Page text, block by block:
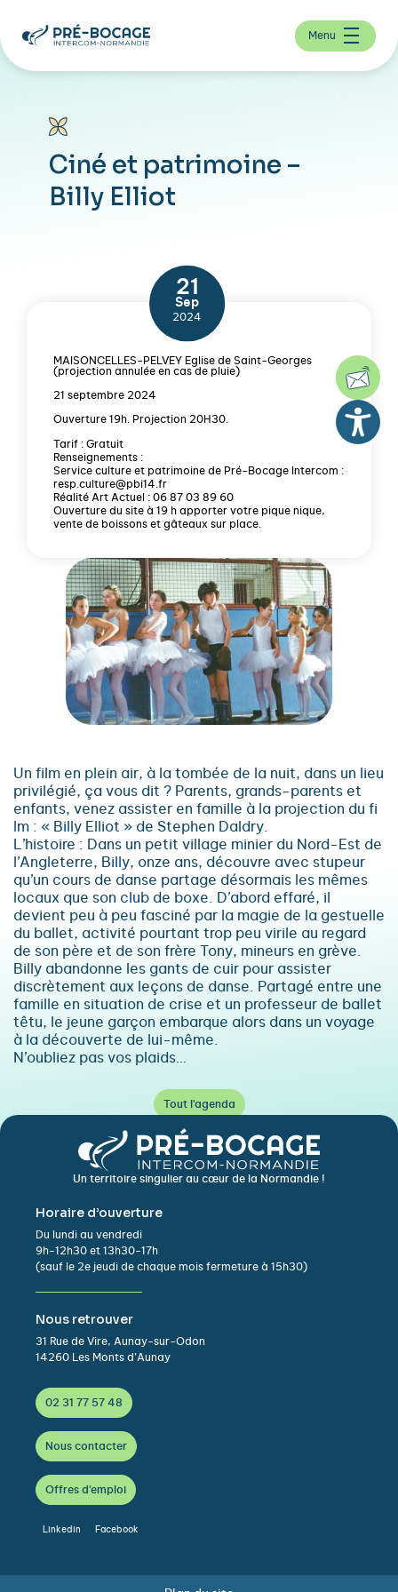
Menu
Ciné et patrimoine –
Billy Elliot
21
Sep
2024
MAISONCELLES-PELVEY Eglise de Saint-Georges
(projection annulée en cas de pluie)
21 septembre 2024
Ouverture 19h. Projection 20H30.
Tarif : Gratuit
Renseignements :
Service culture et patrimoine de Pré-Bocage Intercom :
resp.culture@pbi14.fr
Réalité Art Actuel : 06 87 03 89 60
Ouverture du site à 19 h apporter votre pique nique,
vente de boissons et gâteaux sur place.
Un film en plein air, à la tombée de la nuit, dans un lieu
privilégié, ça vous dit ? Parents, grands-parents et
enfants, venez assister en famille à la projection du fi
lm : « Billy Elliot » de Stephen Daldry.
L’histoire : Dans un petit village minier du Nord-Est de
l’Angleterre, Billy, onze ans, découvre avec stupeur
qu’un cours de danse partage désormais les mêmes
locaux que son club de boxe. D’abord effaré, il
devient peu à peu fasciné par la magie de la gestuelle
du ballet, activité pourtant trop peu virile au regard
de son père et de son frère Tony, mineurs en grève.
Billy abandonne les gants de cuir pour assister
discrètement aux leçons de danse. Partagé entre une
famille en situation de crise et un professeur de ballet
têtu, le jeune garçon embarque alors dans un voyage
à la découverte de lui-même.
N’oubliez pas vos plaids…
Tout l'agenda
Un territoire singulier au cœur de la Normandie !
Horaire d’ouverture
Du lundi au vendredi
9h-12h30 et 13h30-17h
(sauf le 2e jeudi de chaque mois fermeture à 15h30)
Nous retrouver
31 Rue de Vire, Aunay-sur-Odon
14260 Les Monts d’Aunay
02 31 77 57 48
Nous contacter
Offres d'emploi
Linkedin Facebook